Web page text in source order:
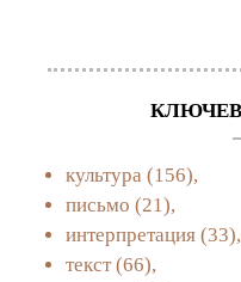
культура (156),
письмо (21),
интерпретация (33),
текст (66),